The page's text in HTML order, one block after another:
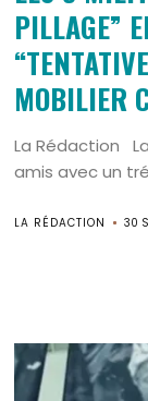
PILLAGE”
MOBILIER
La Rédaction
amis avec un
LA RÉDACTION 30